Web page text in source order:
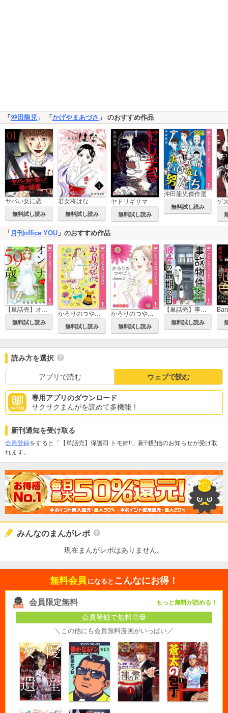
「 沖田龍児 」 「 かげやまあづさ 」 のおすすめ作品
無料試し読み
若女将はな
無料試し読み
ヤドリギサマ
無料試し読み
沖田龍児傑作選
無料試し読み
「月刊office YOU 」のおすすめ作品
無料試し読み
かろりのつやごと
無料試し読み
かろりのつやごと Season2
無料試し読み
無料試し読み
読み方を選択
アプリで読む ウェブで読む
専用アプリのダウンロード
サクサクまんがを読めて多機能！
新刊通知を受け取る
会員登録をすると「【単話売】保護司 トモ姉!!」新刊配信のお知らせが受け取
れます。
みんなのまんがレポ
現在まんがレポはありません。
無料会員 になると こんなにお得！
会員限定無料 もっと無料が読める！
会員登録で無料増量
＼この他にも会員無料漫画がいっぱい／